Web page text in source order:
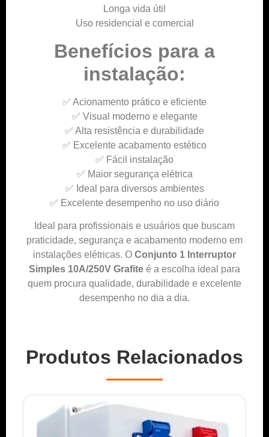
Longa vida útil
Uso residencial e comercial
Benefícios para a
instalação:
✅ Acionamento prático e eficiente
✅ Visual moderno e elegante
✅ Alta resistência e durabilidade
✅ Excelente acabamento estético
✅ Fácil instalação
✅ Maior segurança elétrica
✅ Ideal para diversos ambientes
✅ Excelente desempenho no uso diário
Ideal para profissionais e usuários que buscam
praticidade, segurança e acabamento moderno em
instalações elétricas. O Conjunto 1 Interruptor
Simples 10A/250V Grafite é a escolha ideal para
quem procura qualidade, durabilidade e excelente
desempenho no dia a dia.
Produtos Relacionados